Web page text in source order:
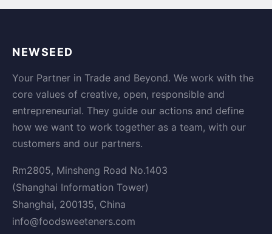
NEWSEED
Your Partner in Trade and Beyond. We work with the
core values of creative, open, responsible and
entrepreneurial. They guide our actions and define
how we want to work together as a team, with our
customers and our partners.
Rm2805, Minsheng Road No.1403
(Shanghai Information Tower)
Shanghai, 200135, China
info@foodsweeteners.com